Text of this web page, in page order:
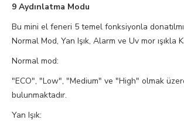
9 Aydınlatma Modu
Bu mini el feneri 5 temel fonksiyonla
Normal Mod, Yan Işık, Alarm ve Uv mor ışıkla
Normal mod:
"ECO", "Low", "Medium" ve "High" olmak
bulunmaktadır.
Yan Işık: